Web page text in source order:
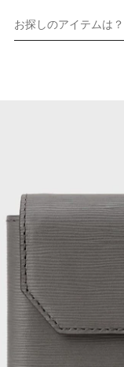
お探しのアイテムは？